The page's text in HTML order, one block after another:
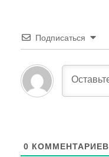
Подписаться
0 КОММЕНТАРИЕВ